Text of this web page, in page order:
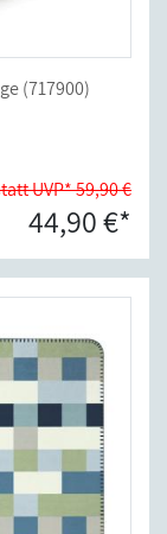
(717900)
UVP* 59,90 €
44,90 €*